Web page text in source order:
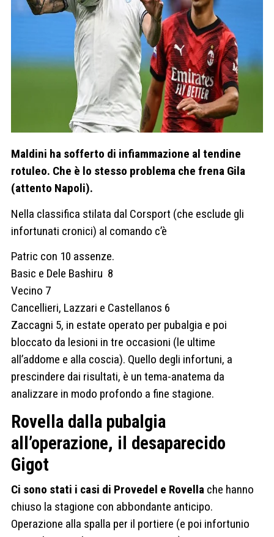
Maldini ha sofferto di infiammazione al tendine
rotuleo. Che è lo stesso problema che frena Gila
(attento Napoli).
Nella classifica stilata dal Corsport (che esclude gli
infortunati cronici) al comando c’è
Patric con 10 assenze.
Basic e Dele Bashiru 8
Vecino 7
Cancellieri, Lazzari e Castellanos 6
Zaccagni 5, in estate operato per pubalgia e poi
bloccato da lesioni in tre occasioni (le ultime
all’addome e alla coscia). Quello degli infortuni, a
prescindere dai risultati, è un tema-anatema da
analizzare in modo profondo a fine stagione.
Rovella dalla pubalgia
all’operazione, il desaparecido
Gigot
Ci sono stati i casi di Provedel e Rovella che hanno
chiuso la stagione con abbondante anticipo.
Operazione alla spalla per il portiere (e poi infortunio